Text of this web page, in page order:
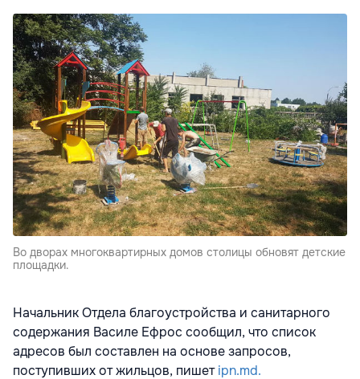
Во дворах многоквартирных домов столицы обновят детские
площадки.
Начальник Отдела благоустройства и санитарного
содержания Василе Ефрос сообщил, что список
адресов был составлен на основе запросов,
поступивших от жильцов, пишетipn.md.